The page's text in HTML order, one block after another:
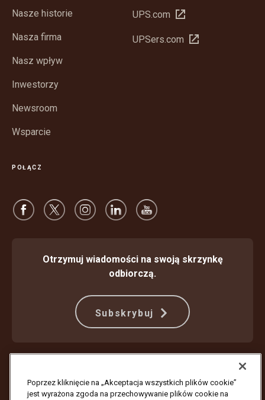
Nasze historie
Nasza firma
Nasz wpływ
Inwestorzy
Newsroom
Wsparcie
UPS.com Otwórz
nowym
UPSers.com Otwórz
POŁĄCZ
Otrzymuj wiadomości na swoją skrzynkę
odbiorczą.
Subskrybuj
Ustawienia plików cookie
Poprzez kliknięcie na „Akceptacja wszystkich plików cookie”
jest wyrażona zgoda na przechowywanie plików cookie na